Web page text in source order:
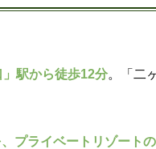
駅から徒歩12分。「二
プライベートリゾート